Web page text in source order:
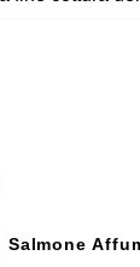
Salmone